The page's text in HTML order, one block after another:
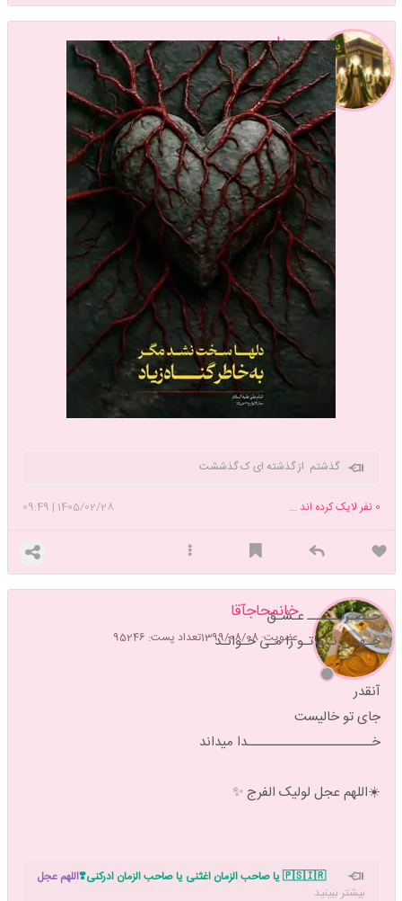
بیداررری
عضویت: 1401/06/04 تعداد پست: 17615
گذشتم از گذشته ای ک گذششت
1405/02/28
|
09:49 0 نفر لایک کرده اند ...
خانمحاجآقا
عضویت: 1399/08/08 تعداد پست: 95246
حـضـرتــــــ عـشـق
جـهـان نـام تـو را مـی خـوانـد
آنقدر
جای تو خالیست
خـــــــــــــــــــــــدا میداند
☀️اللهم عجل لولیک الفرج ✨
🇵🇸🇮🇷 یا صاحب الزمان اغثنی یا صاحب الزمان ادرکنی❣️
اللهم عجل
لولیک الفرج بحق زینب الکبری س
بیشتر ببینید